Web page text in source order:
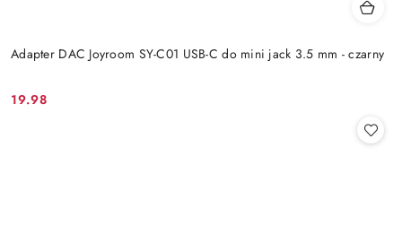
Adapter DAC Joyroom SY-C01 USB-C do mini jack 3.5 mm - czarny
Cena:
19.98